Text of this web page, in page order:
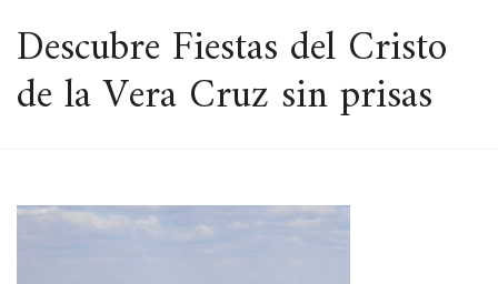
ESPACIO
Descubre Fiestas del Cristo
de la Vera Cruz sin prisas